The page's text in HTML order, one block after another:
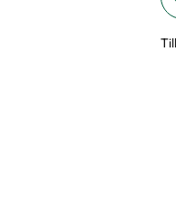
för formklippning